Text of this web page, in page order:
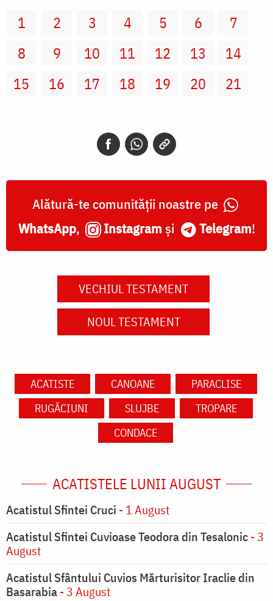
1 2 3 4 5 6
7
8
9 10 11 12 13
14
15
16 17 18 19 20 21
Alătură-te comunității noastre pe
WhatsApp, Instagram și Telegram!
VECHIUL TESTAMENT
NOUL TESTAMENT
ACATISTE CANOANE
PARACLISE
RUGĂCIUNI
SLUJBE
TROPARE
CONDACE
ACATISTELE LUNII AUGUST
Acatistul Sfintei Cruci - 1 August
Acatistul Sfintei Cuvioase Teodora din Tesalonic- 3
August
Acatistul Sfântului Cuvios Mărturisitor Iraclie din
Basarabia- 3 August